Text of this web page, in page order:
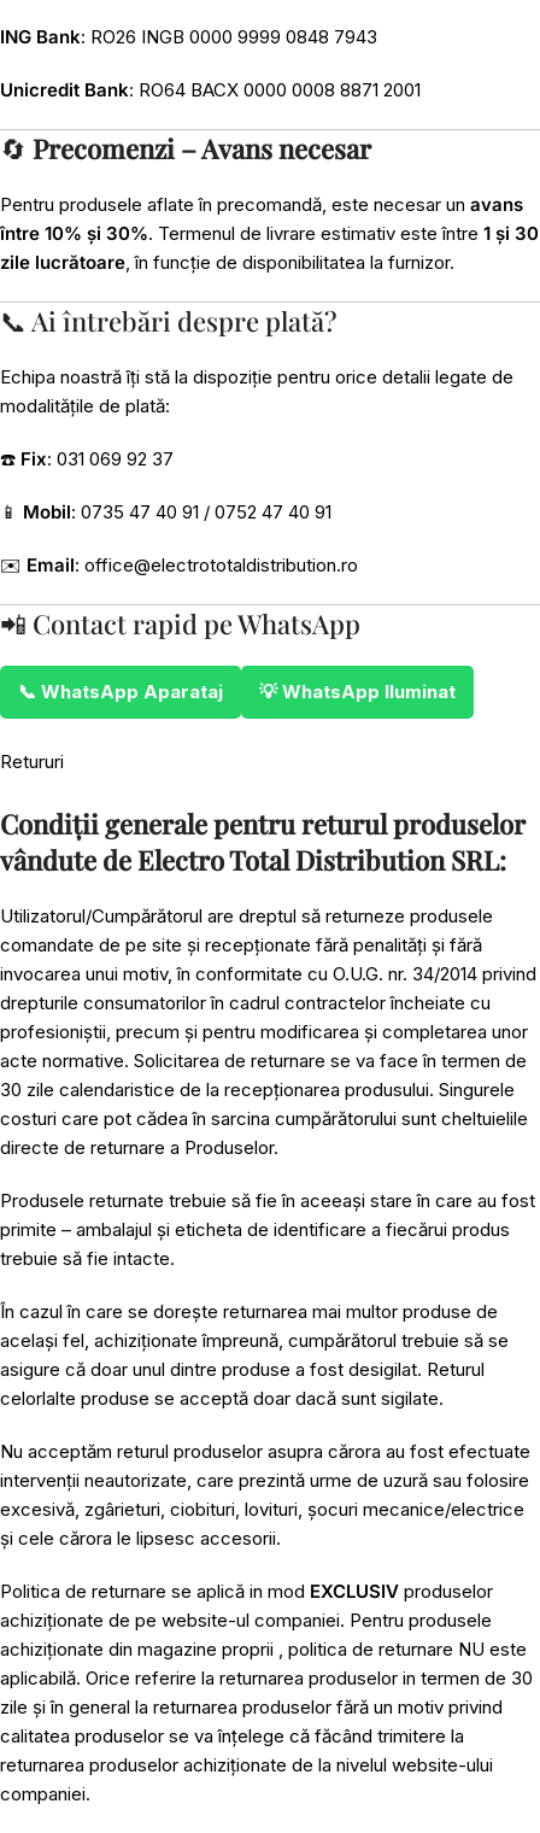
ING Bank: RO26 INGB 0000 9999 0848 7943
Unicredit Bank: RO64 BACX 0000 0008 8871 2001
🔄 Precomenzi – Avans necesar
Pentru produsele aflate în precomandă, este necesar un avans
între 10% și 30%. Termenul de livrare estimativ este între 1 și 30
zile lucrătoare, în funcție de disponibilitatea la furnizor.
📞 Ai întrebări despre plată?
Echipa noastră îți stă la dispoziție pentru orice detalii legate de
modalitățile de plată:
☎️ Fix: 031 069 92 37
📱 Mobil: 0735 47 40 91 / 0752 47 40 91
✉️ Email: office@electrototaldistribution.ro
📲 Contact rapid pe WhatsApp
📞 WhatsApp Aparataj 💡 WhatsApp Iluminat
Retururi
Condiții generale pentru returul produselor
vândute de Electro Total Distribution SRL:
Utilizatorul/Cumpărătorul are dreptul să returneze produsele
comandate de pe site și recepționate fără penalități și fără
invocarea unui motiv, în conformitate cu O.U.G. nr. 34/2014 privind
drepturile consumatorilor în cadrul contractelor încheiate cu
profesioniștii, precum și pentru modificarea și completarea unor
acte normative. Solicitarea de returnare se va face în termen de
30 zile calendaristice de la recepționarea produsului. Singurele
costuri care pot cădea în sarcina cumpărătorului sunt cheltuielile
directe de returnare a Produselor.
Produsele returnate trebuie să fie în aceeași stare în care au fost
primite – ambalajul și eticheta de identificare a fiecărui produs
trebuie să fie intacte.
În cazul în care se dorește returnarea mai multor produse de
același fel, achiziționate împreună, cumpărătorul trebuie să se
asigure că doar unul dintre produse a fost desigilat. Returul
celorlalte produse se acceptă doar dacă sunt sigilate.
Nu acceptăm returul produselor asupra cărora au fost efectuate
intervenții neautorizate, care prezintă urme de uzură sau folosire
excesivă, zgârieturi, ciobituri, lovituri, șocuri mecanice/electrice
și cele cărora le lipsesc accesorii.
Politica de returnare se aplică in mod EXCLUSIV produselor
achiziționate de pe website-ul companiei. Pentru produsele
achiziționate din magazine proprii , politica de returnare NU este
aplicabilă. Orice referire la returnarea produselor in termen de 30
zile și în general la returnarea produselor fără un motiv privind
calitatea produselor se va înțelege că făcând trimitere la
returnarea produselor achiziționate de la nivelul website-ului
companiei.